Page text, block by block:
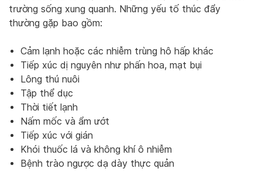
trường sống xung quanh. Những yếu tố thúc đẩy
thường gặp bao gồm:
Cảm lạnh hoặc các nhiễm trùng hô hấp khác
Tiếp xúc dị nguyên như phấn hoa, mạt bụi
Lông thú nuôi
Tập thể dục
Thời tiết lạnh
Nấm mốc và ẩm ướt
Tiếp xúc với gián
Khói thuốc lá và không khí ô nhiễm
Bệnh trào ngược dạ dày thực quản